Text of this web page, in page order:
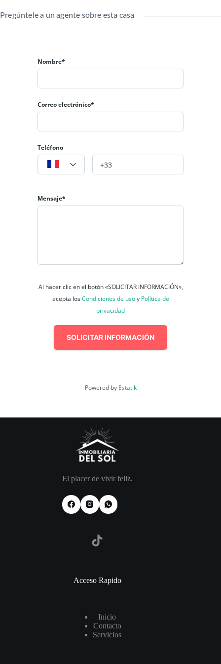
Precio de renta:$1.600.000
Pregúntele a un agente sobre esta casa
Nombre*
Correo electrónico*
Teléfono
Mensaje*
Al hacer clic en el botón «SOLICITAR INFORMACIÓN»,
acepta losCondiciones de usoy Política de
privacidad
SOLICITAR INFORMACIÓN
Powered by Estatik
El placer de vivir feliz.
TikTok
Acceso Rapido
Inicio
Contacto
Servicios